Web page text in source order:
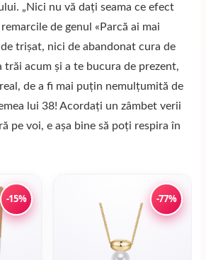
„Nici nu vă dați seama ce efect
de genul «Parcă ai mai
trișat, nici de abandonat cura de
trăi acum și a te bucura de prezent,
de a fi mai puțin nemulțumită de
lui 38! Acordați un zâmbet verii
pe voi, e așa bine să poți respira în
-15% -77%